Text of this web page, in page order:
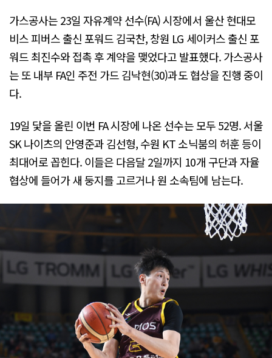
가스공사는 23일 자유계약 선수(FA) 시장에서 울산 현대모
비스 피버스 출신 포워드 김국찬, 창원 LG 세이커스 출신 포
워드 최진수와 접촉 후 계약을 맺었다고 발표했다. 가스공사
는 또 내부 FA인 주전 가드 김낙현(30)과도 협상을 진행 중이
다.
19일 닻을 올린 이번 FA 시장에 나온 선수는 모두 52명. 서울
SK 나이츠의 안영준과 김선형, 수원 KT 소닉붐의 허훈 등이
최대어로 꼽힌다. 이들은 다음달 2일까지 10개 구단과 자율
협상에 들어가 새 둥지를 고르거나 원 소속팀에 남는다.